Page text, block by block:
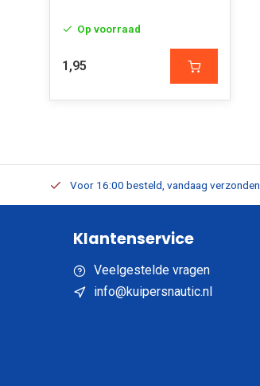
Op voorraad
1,95
Voor 16:00 besteld, vandaag verzonden
Klantenservice
Veelgestelde vragen
info@kuipersnautic.nl